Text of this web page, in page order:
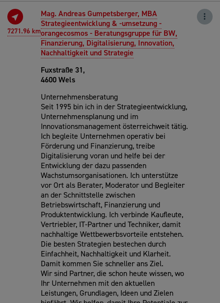
7271.96 km
Mag. Andreas Gumpetsberger, MBA
Strategieentwicklung & -umsetzung -
orangecosmos - Beratungsgruppe für BW,
Finanzierung, Digitalisierung, Innovation,
Nachhaltigkeit und Strategie
Fuxstraße 31,
4600 Wels
Unternehmensberatung
Seit 1995 bin ich in der Strategieentwicklung,
Unternehmensplanung und im
Innovationsmanagement österreichweit tätig.
Ich begleite Unternehmen operativ bei
Förderung und Finanzierung, treibe
Digitalisierung voran und helfe bei der
Entwicklung der dazu passenden
Wachstumsorganisationen. Ich unterstütze
vor Ort als Berater, Moderator und Begleiter
an der Schnittstelle zwischen
Betriebswirtschaft, Finanzierung und
Produktentwicklung. Ich verbinde Kaufleute,
Vertriebler, IT-Partner und Techniker, damit
nachhaltige Wettbewerbsvorteile entstehen.
Die besten Strategien bestechen durch
Einfachheit, Nachhaltigkeit und Klarheit.
Damit kommen Sie schneller ans Ziel.
Wir sind Partner, die schon heute wissen, wo
Ihr Unternehmen mit den aktuellen
Leistungen, Grundlagen, Ideen und Zielen